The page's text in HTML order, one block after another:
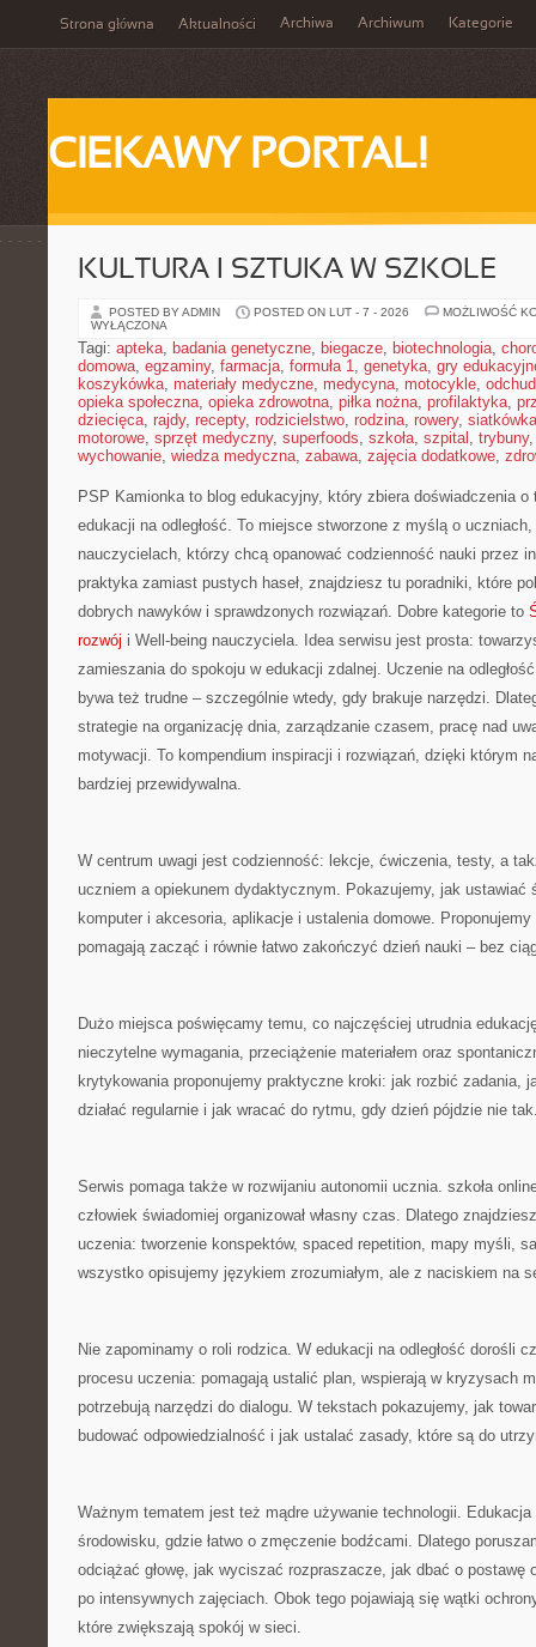
Strona główna Aktualności Archiwa Archiwum Kategorie
CIEKAWY PORTAL!
KULTURA I SZTUKA W SZKOLE
POSTED BY ADMIN POSTED ON LUT - 7 - 2026
MOŻLIWOŚĆ
WYŁĄCZONA
Tagi: apteka, badania genetyczne, biegacze, biotechnologia,
domowa, egzaminy, farmacja, formuła 1, genetyka, gry
koszykówka, materiały medyczne, medycyna, motocykle,
opieka społeczna, opieka zdrowotna, piłka nożna, profilaktyka,
dziecięca, rajdy, recepty, rodzicielstwo, rodzina, rowery, siatkówka
motorowe, sprzęt medyczny, superfoods, szkoła, szpital , trybuny
wychowanie, wiedza medyczna, zabawa, zajęcia dodatkowe,
PSP Kamionka to blog edukacyjny, który zbiera doświadczenia
edukacji na odległość. To miejsce stworzone z myślą o
nauczycielach, którzy chcą opanować codzienność nauki przez
praktyka zamiast pustych haseł, znajdziesz tu poradniki, które
dobrych nawyków i sprawdzonych rozwiązań. Dobre kategorie to
rozwój i Well-being nauczyciela. Idea serwisu jest prosta:
zamieszania do spokoju w edukacji zdalnej. Uczenie na
bywa też trudne – szczególnie wtedy, gdy brakuje narzędzi.
strategie na organizację dnia, zarządzanie czasem, pracę nad
motywacji. To kompendium inspiracji i rozwiązań, dzięki którym
bardziej przewidywalna.
W centrum uwagi jest codzienność: lekcje, ćwiczenia, testy, a
uczniem a opiekunem dydaktycznym. Pokazujemy, jak ustawiać
komputer i akcesoria, aplikacje i ustalenia domowe. Proponujemy
pomagają zacząć i równie łatwo zakończyć dzień nauki – bez
Dużo miejsca poświęcamy temu, co najczęściej utrudnia
nieczytelne wymagania, przeciążenie materiałem oraz
krytykowania proponujemy praktyczne kroki: jak rozbić zadania,
działać regularnie i jak wracać do rytmu, gdy dzień pójdzie nie
Serwis pomaga także w rozwijaniu autonomii ucznia. szkoła
człowiek świadomiej organizował własny czas. Dlatego
uczenia: tworzenie konspektów, spaced repetition, mapy myśli,
wszystko opisujemy językiem zrozumiałym, ale z naciskiem na
Nie zapominamy o roli rodzica. W edukacji na odległość dorośli
procesu uczenia: pomagają ustalić plan, wspierają w kryzysach
potrzebują narzędzi do dialogu. W tekstach pokazujemy, jak
budować odpowiedzialność i jak ustalać zasady, które są do
Ważnym tematem jest też mądre używanie technologii.
środowisku, gdzie łatwo o zmęczenie bodźcami. Dlatego
odciążać głowę, jak wyciszać rozpraszacze, jak dbać o postawę
po intensywnych zajęciach. Obok tego pojawiają się wątki
które zwiększają spokój w sieci.